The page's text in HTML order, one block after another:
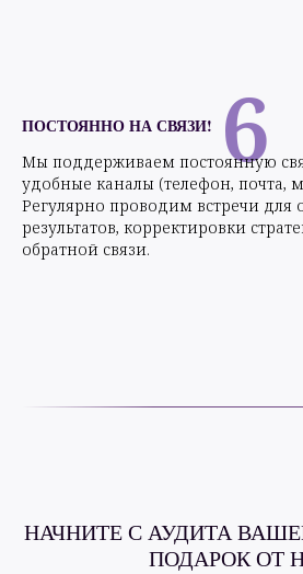
ПОСТОЯННО НА СВЯЗИ!
Мы поддерживаем постоянную
удобные каналы (телефон, почта,
Регулярно проводим встречи для
результатов, корректировки
обратной связи.
6
НАЧНИТЕ С АУДИТА
ПОДАРОК ОТ